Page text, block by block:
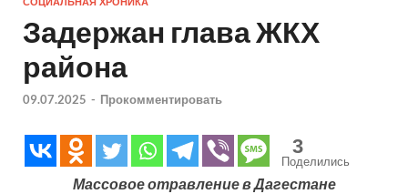
Задержан глава ЖКХ
района
09.07.2025 - Прокомментировать
3
Поделились
Массовое отравление в Дагестане